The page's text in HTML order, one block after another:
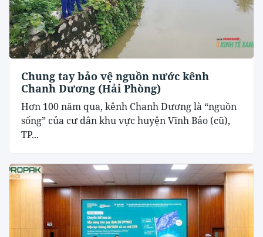
Chung tay bảo vệ nguồn nước kênh
Chanh Dương (Hải Phòng)
Hơn 100 năm qua, kênh Chanh Dương là “nguồn
sống” của cư dân khu vực huyện Vĩnh Bảo (cũ),
TP...